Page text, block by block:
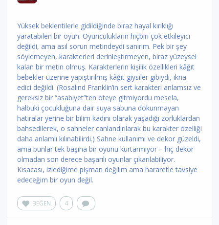
Yüksek beklentilerle gidildiğinde biraz hayal kırıklığı
yaratabilen bir oyun. Oyunculukların hiçbiri çok etkileyici
değildi, ama asıl sorun metindeydi sanırım. Pek bir şey
söylemeyen, karakterleri derinleştirmeyen, biraz yüzeysel
kalan bir metin olmuş. Karakterlerin kişilik özellikleri kâğıt
bebekler üzerine yapıştırılmış kâğıt giysiler gibiydi, ikna
edici değildi. (Rosalind Franklin’in sert karakteri anlamsız ve
gereksiz bir “asabiyet”ten öteye gitmiyordu mesela,
halbuki çocukluğuna dair suya sabuna dokunmayan
hatıralar yerine bir bilim kadını olarak yaşadığı zorluklardan
bahsedilerek, o sahneler canlandırılarak bu karakter özelliği
daha anlamlı kılınabilirdi.) Sahne kullanımı ve dekor güzeldi,
ama bunlar tek başına bir oyunu kurtarmıyor – hiç dekor
olmadan son derece başarılı oyunlar çıkarılabiliyor.
Kısacası, izlediğime pişman değilim ama hararetle tavsiye
edeceğim bir oyun değil.
BEĞEN 4